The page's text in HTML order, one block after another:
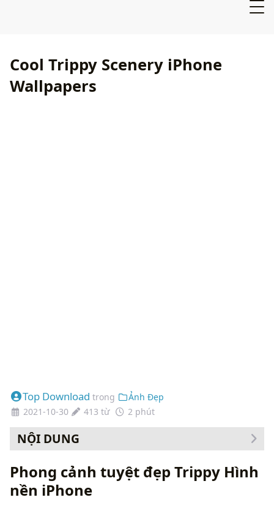
Cool Trippy Scenery iPhone
Wallpapers
Top Download trong
Ảnh Đẹp
2021-10-30
413 từ 2 phút
NỘI DUNG
Phong cảnh tuyệt đẹp Trippy Hình
nền iPhone